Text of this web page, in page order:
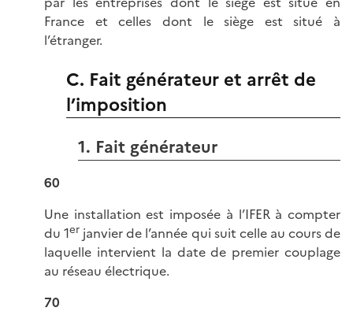
France et celles dont le siège est situé à
l’étranger.
C. Fait générateur et arrêt de
l’imposition
1. Fait générateur
60
Une installation est imposée à l’IFER à compter
du 1er janvier de l’année qui suit celle au cours de
laquelle intervient la date de premier couplage
au réseau électrique.
70